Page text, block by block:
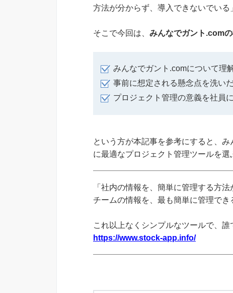
方法が分からず、導入できないでいる
そこで今回は、 みんなでガント.com
みんなでガント.comについて理
事前に想定される懸念点を洗い
プロジェクト管理の意義を社員
という方が本記事を参考にすると、
に最適なプロジェクト管理ツールを選
「社内の情報を、簡単に管理する方法
チームの情報を、最も簡単に管理でき
これ以上なくシンプルなツールで、誰
https://www.stock-app.info/